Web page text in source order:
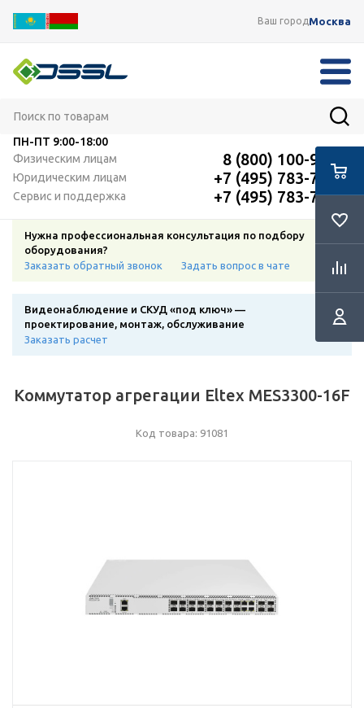
Ваш городМосква
ПН-ПТ 9:00-18:00
Физическим лицам
8 (800) 100-91-12
Юридическим лицам +7 (495) 783-72-87
Сервис и поддержка +7 (495) 783-72-87
Нужна профессиональная консультация по подбору
оборудования?
Заказать обратный звонок
Задать вопрос в чате
Видеонаблюдение и СКУД «под ключ» —
проектирование, монтаж, обслуживание
Заказать расчет
Коммутатор агрегации Eltex MES3300-16F
Код товара: 91081